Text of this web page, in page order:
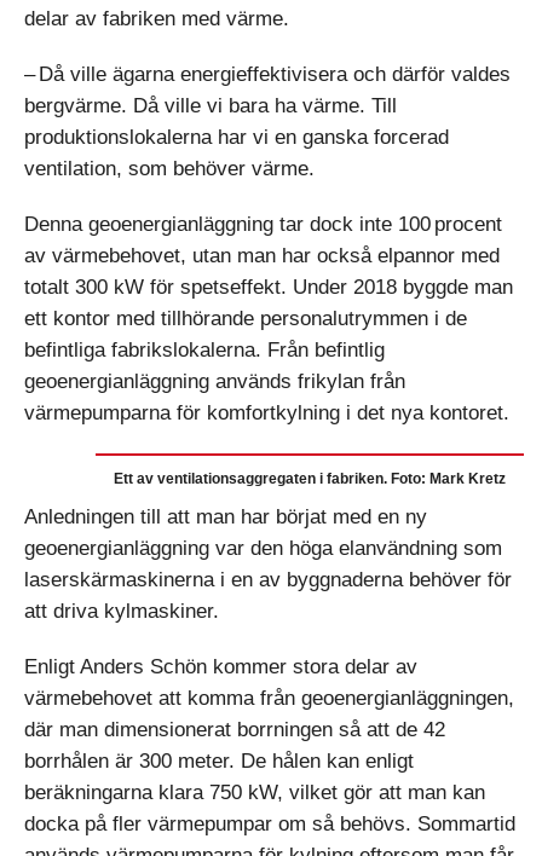
delar av fabriken med värme.
– Då ville ägarna energieffektivisera och därför valdes
bergvärme. Då ville vi bara ha värme. Till
produktionslokalerna har vi en ganska forcerad
ventilation, som behöver värme.
Denna geoenergianläggning tar dock inte 100 procent
av värmebehovet, utan man har också elpannor med
totalt 300 kW för spetseffekt. Under 2018 byggde man
ett kontor med tillhörande personalutrymmen i de
befintliga fabrikslokalerna. Från befintlig
geoenergianläggning används frikylan från
värmepumparna för komfortkylning i det nya kontoret.
Ett av ventilationsaggregaten i fabriken. Foto: Mark Kretz
Anledningen till att man har börjat med en ny
geoenergianläggning var den höga elanvändning som
laserskärmaskinerna i en av byggnaderna behöver för
att driva kylmaskiner.
Enligt Anders Schön kommer stora delar av
värmebehovet att komma från geoenergianläggningen,
där man dimensionerat borrningen så att de 42
borrhålen är 300 meter. De hålen kan enligt
beräkningarna klara 750 kW, vilket gör att man kan
docka på fler värmepumpar om så behövs. Sommartid